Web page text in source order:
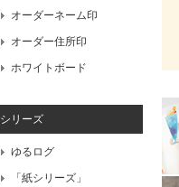
オーダーネーム印
オーダー住所印
ホワイトボード
シリーズ
ゆるログ
「紙シリーズ」